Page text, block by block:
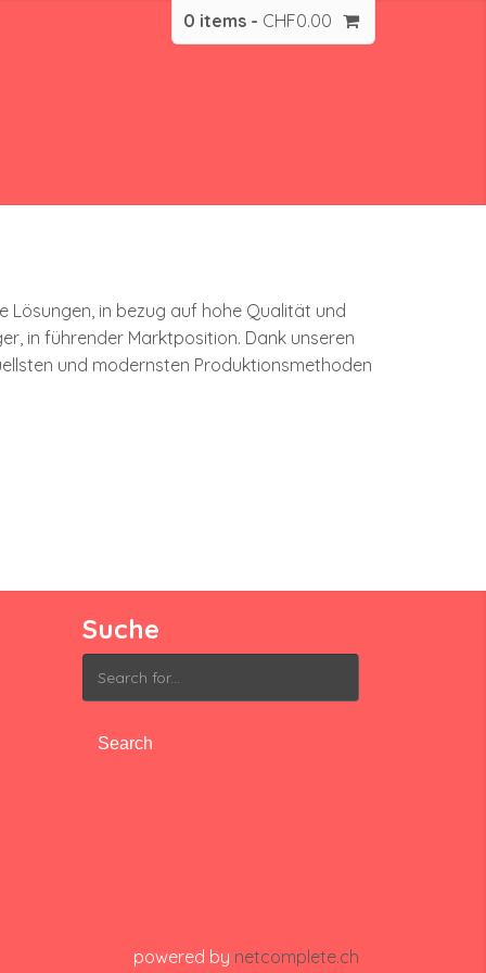
0 items - CHF0.00
Lösungen, in bezug auf hohe ­Qualität und
in führender Marktposition. Dank ­unseren
und ­modernsten Produk­tionsmethoden
Suche
Search
for:
powered by netcomplete.ch